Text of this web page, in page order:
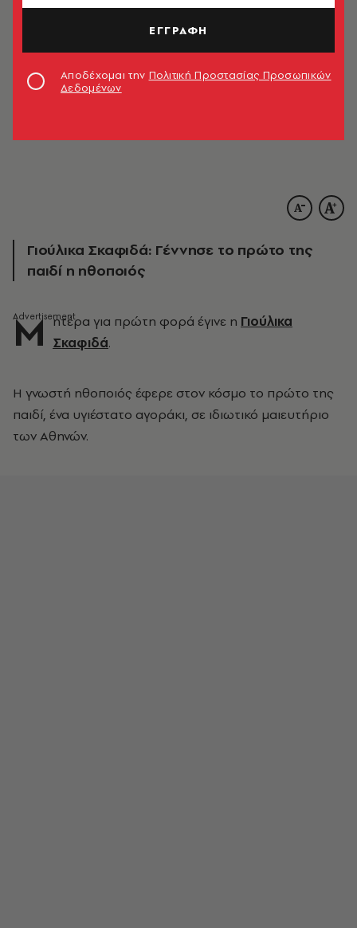
Γιούλικα Σκαφιδά: Γέννησε το πρώτο της
παιδί η ηθοποιός
Μ ητέρα για πρώτη φορά έγινε η Γιούλικα
Σκαφιδά.
Η γνωστή ηθοποιός έφερε στον κόσμο το πρώτο της
παιδί, ένα υγιέστατο αγοράκι, σε ιδιωτικό μαιευτήριο
των Αθηνών.
ΕΓΓΡΑΦΗ
Αποδέχομαι την Πολιτική Προστασίας Προσωπικών
Δεδομένων